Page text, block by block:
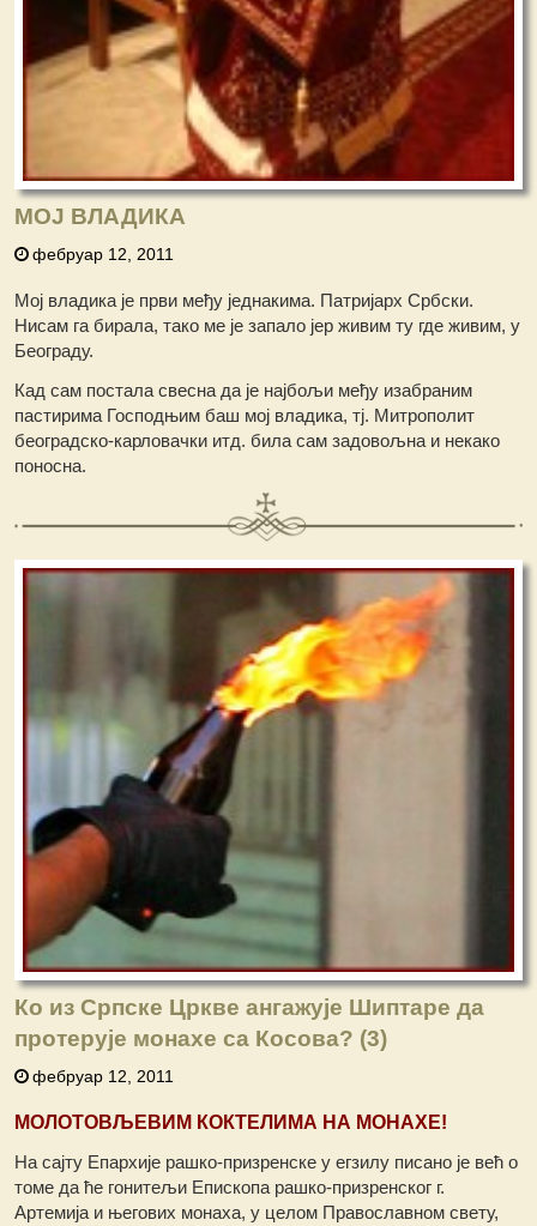
МОЈ ВЛАДИКА
фебруар 12, 2011
Мој владика је први међу једнакима. Патријарх Србски.
Нисам га бирала, тако ме је запало јер живим ту где живим, у
Београду.
Кад сам постала свесна да је најбољи међу изабраним
пастирима Господњим баш мој владика, тј. Митрополит
београдско-карловачки итд. била сам задовољна и некако
поносна.
Ко из Српске Цркве ангажује Шиптаре да
протерује монахе са Косова? (3)
фебруар 12, 2011
МОЛОТОВЉЕВИМ КОКТЕЛИМА НА МОНАХЕ!
На сајту Епархије рашко-призренске у егзилу писано је већ о
томе да ће гонитељи Епископа рашко-призренског г.
Артемија и његових монаха, у целом Православном свету,